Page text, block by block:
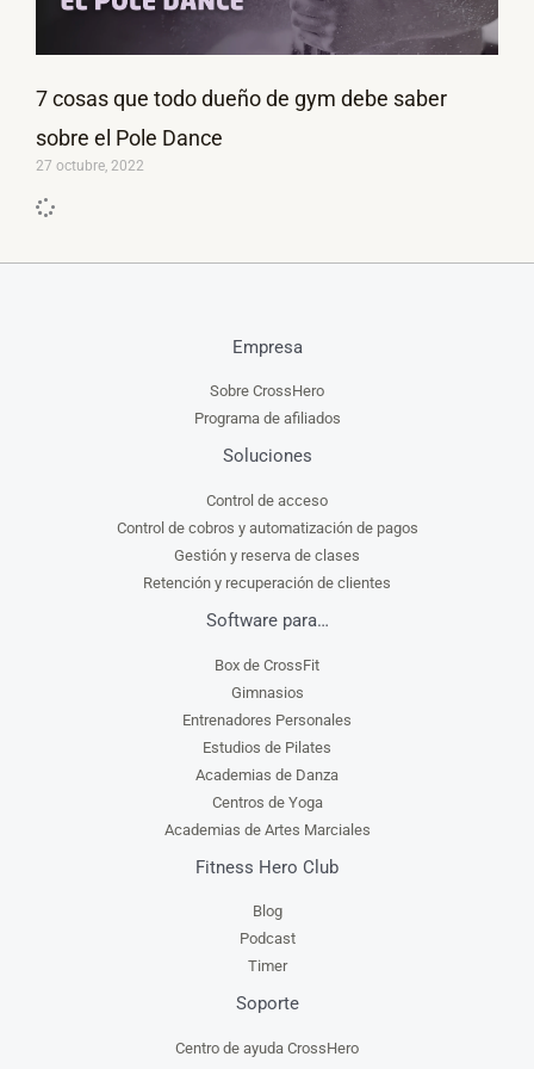
7 cosas que todo dueño de gym debe saber
sobre el Pole Dance
27 octubre, 2022
Empresa
Sobre CrossHero
Programa de afiliados
Soluciones
Control de acceso
Control de cobros y automatización de pagos
Gestión y reserva de clases
Retención y recuperación de clientes
Software para…
Box de CrossFit
Gimnasios
Entrenadores Personales
Estudios de Pilates
Academias de Danza
Centros de Yoga
Academias de Artes Marciales
Fitness Hero Club
Blog
Podcast
Timer
Soporte
Centro de ayuda CrossHero